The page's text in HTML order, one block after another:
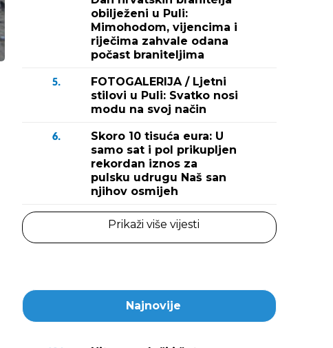
Pula 19.9.2018. Konzum - Kastanjer
obilježeni u Puli:
Mimohodom, vijencima i
riječima zahvale odana
počast braniteljima
5.
FOTOGALERIJA / Ljetni
stilovi u Puli: Svatko nosi
modu na svoj način
6.
Skoro 10 tisuća eura: U
samo sat i pol prikupljen
rekordan iznos za
pulsku udrugu Naš san
njihov osmijeh
Prikaži više vijesti
Najnovije